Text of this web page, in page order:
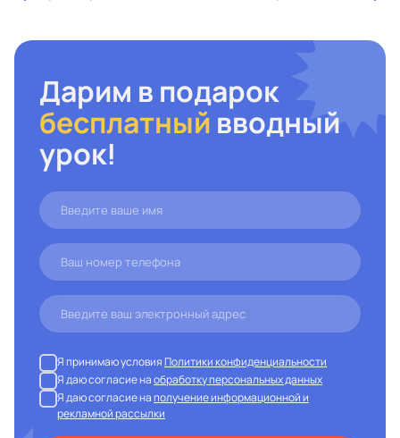
Дарим в подарок
бесплатный вводный
урок!
Я принимаю условияПолитики конфиденциальности
Я даю согласие наобработку персональных данных
Я даю согласие наполучение информационной и
рекламной рассылки